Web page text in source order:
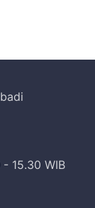
15.30 WIB